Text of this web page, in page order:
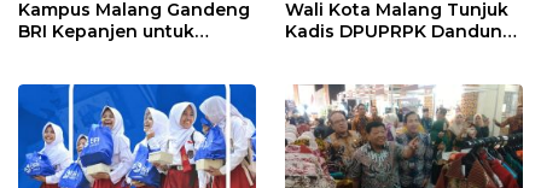
Kampus Malang Gandeng
BRI Kepanjen untuk
Wali Kota Malang Tunjuk
Kadis DPUPRPK Dandung
Sekda